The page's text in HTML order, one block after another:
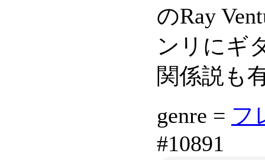
のRay
ンリにギ
関係説も
genre = フ
#10891